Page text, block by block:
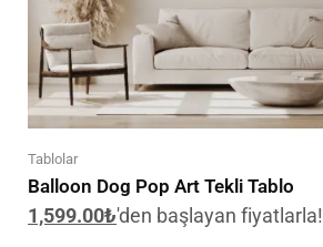
Tablolar
Balloon Dog Pop Art Tekli Tablo
1,599.00₺'den başlayan fiyatlarla!